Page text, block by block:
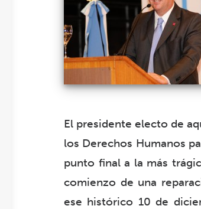
El presidente electo de
los Derechos Humanos
punto final a la más
comienzo de una
ese histórico 10 de